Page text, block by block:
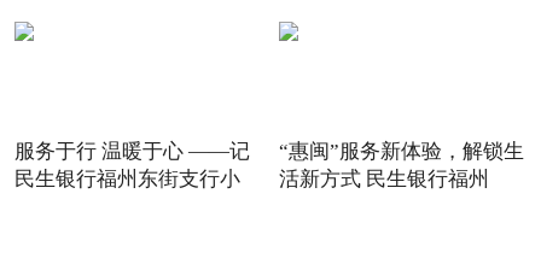
服务于行 温暖于心 ——记
民生银行福州东街支行小
“惠闽”服务新体验，解锁生
活新方式 民生银行福州